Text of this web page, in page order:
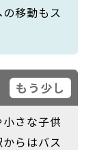
移動もス
もう少し
さな子供
らはバス